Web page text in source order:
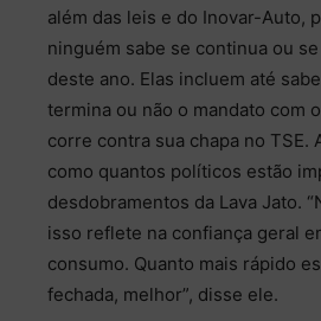
além das leis e do Inovar-Auto,
ninguém sabe se continua ou
deste ano. Elas incluem até
termina ou não o mandato com
corre contra sua chapa no TSE.
como quantos políticos estão
desdobramentos da Lava Jato.
isso reflete na confiança geral
consumo. Quanto mais rápido
fechada, melhor”, disse ele.